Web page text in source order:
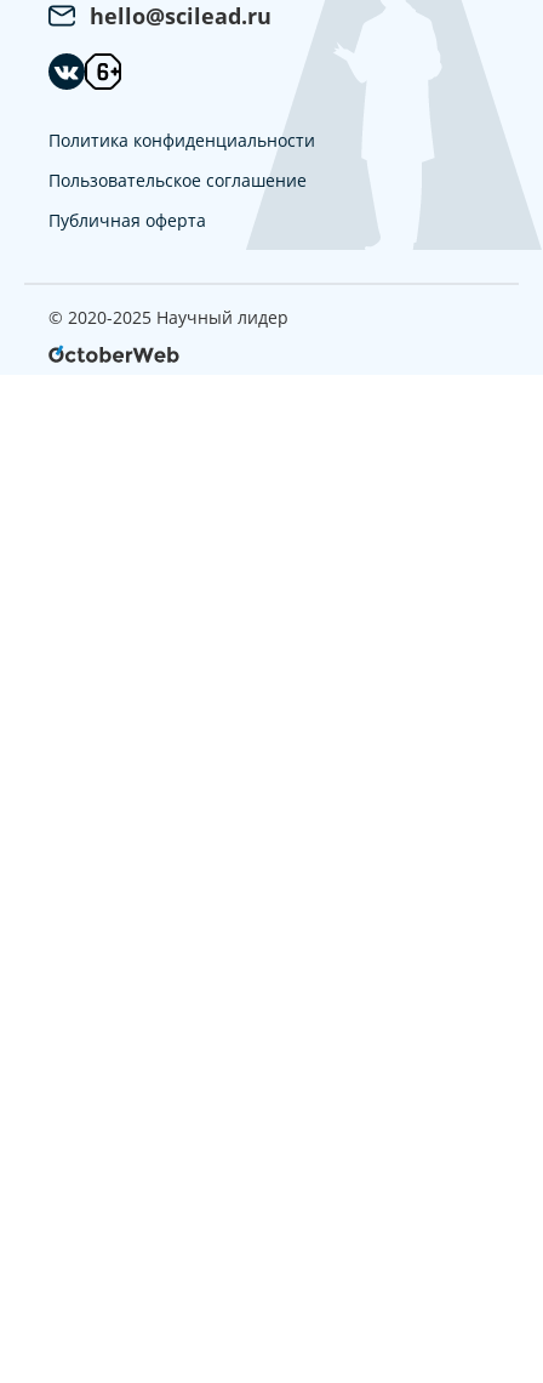
hello@scilead.ru
Политика конфиденциальности
Пользовательское соглашение
Публичная оферта
© 2020-2025 Научный лидер